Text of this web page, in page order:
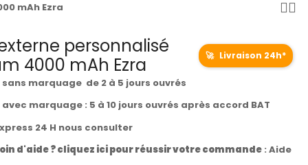
mAh Ezra
personnalisé
4000 mAh Ezra
🚀 Livraison 24h*
marquage de 2 à 5 jours ouvrés
marquage : 5 à 10 jours ouvrés après accord BAT
24 H nous consulter
d'aide ? cliquez ici pour réussir votre commande: Aide